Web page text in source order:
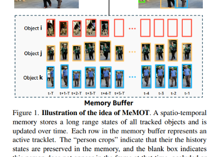
播
活
动
的
关
注
我
的
开
发
学
堂
我
的
Programs
我
的
持
我